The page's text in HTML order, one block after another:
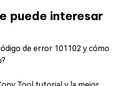
puede interesar
de error 101102 y cómo